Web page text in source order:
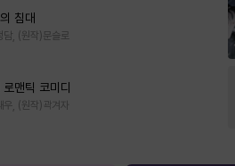
침대
담, (원작)문슬로
맨틱 코미디
우, (원작)곽겨자